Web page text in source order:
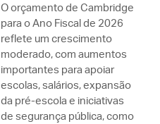
O orçamento de Cambridge
para o Ano Fiscal de 2026
reflete um crescimento
moderado, com aumentos
importantes para apoiar
escolas, salários, expansão
da pré-escola e iniciativas
de segurança pública, como